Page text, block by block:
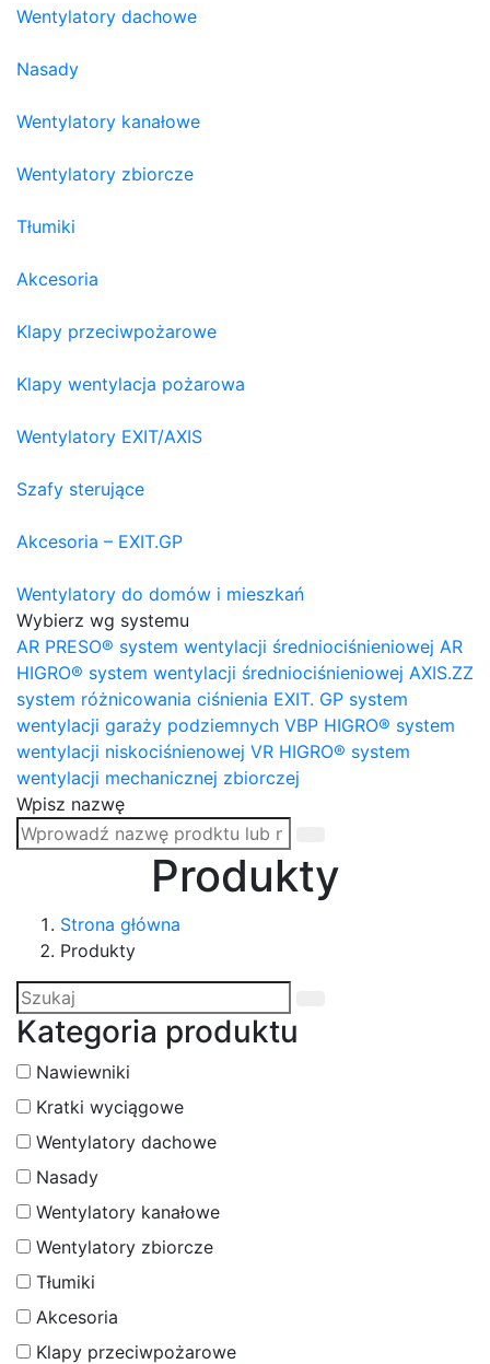
Wentylatory dachowe
Nasady
Wentylatory kanałowe
Wentylatory zbiorcze
Tłumiki
Akcesoria
Klapy przeciwpożarowe
Klapy wentylacja pożarowa
Wentylatory EXIT/AXIS
Szafy sterujące
Akcesoria – EXIT.GP
Wentylatory do domów i mieszkań
Wybierz wg systemu
AR PRESO® system wentylacji średniociśnieniowej AR
HIGRO® system wentylacji średniociśnieniowej AXIS.ZZ
system różnicowania ciśnienia EXIT. GP system
wentylacji garaży podziemnych VBP HIGRO® system
wentylacji niskociśnienowej VR HIGRO® system
wentylacji mechanicznej zbiorczej
Wpisz nazwę
Produkty
Strona główna
Produkty
Kategoria produktu
Nawiewniki
Kratki wyciągowe
Wentylatory dachowe
Nasady
Wentylatory kanałowe
Wentylatory zbiorcze
Tłumiki
Akcesoria
Klapy przeciwpożarowe